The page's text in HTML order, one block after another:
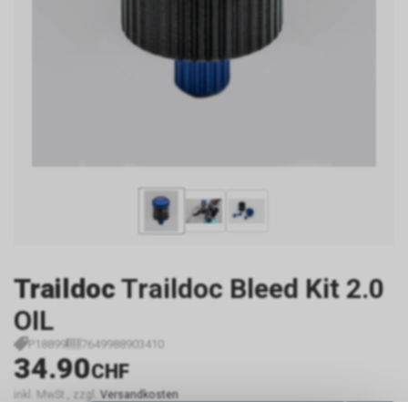
TraildocTraildoc Bleed Kit 2.0
OIL
P18899 7649988903410
34.90CHF
inkl. MwSt., zzgl. Versandkosten